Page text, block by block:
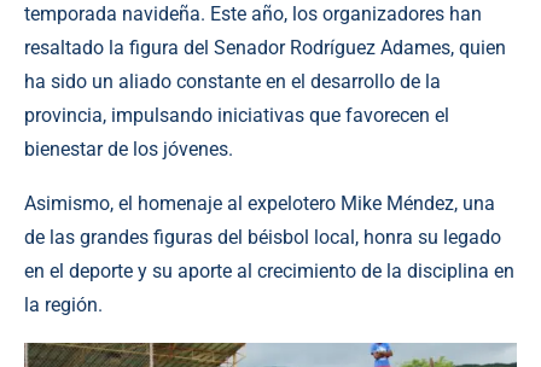
temporada navideña. Este año, los organizadores han
resaltado la figura del Senador Rodríguez Adames, quien
ha sido un aliado constante en el desarrollo de la
provincia, impulsando iniciativas que favorecen el
bienestar de los jóvenes.
Asimismo, el homenaje al expelotero Mike Méndez, una
de las grandes figuras del béisbol local, honra su legado
en el deporte y su aporte al crecimiento de la disciplina en
la región.